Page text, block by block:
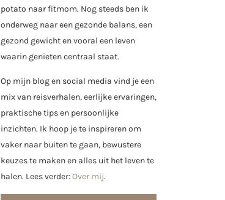
potato naar fitmom. Nog steeds ben ik
onderweg naar een gezonde balans, een
gezond gewicht en vooral een leven
waarin genieten centraal staat.
Op mijn blog en social media vind je een
mix van reisverhalen, eerlijke ervaringen,
praktische tips en persoonlijke
inzichten. Ik hoop je te inspireren om
vaker naar buiten te gaan, bewustere
keuzes te maken en alles uit het leven te
halen. Lees verder:Over mij.